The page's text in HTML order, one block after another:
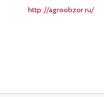
http://agroobzor.ru/